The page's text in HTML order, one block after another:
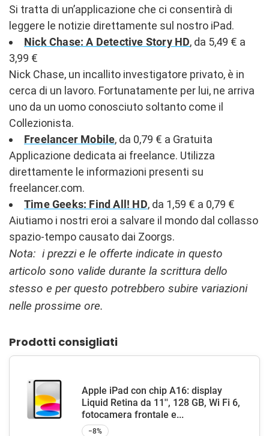
Si tratta di un’applicazione che ci consentirà di
leggere le notizie direttamente sul nostro iPad.
Nick Chase: A Detective Story HD, da 5,49 € a
3,99 €
Nick Chase, un incallito investigatore privato, è in
cerca di un lavoro. Fortunatamente per lui, ne arriva
uno da un uomo conosciuto soltanto come il
Collezionista.
Freelancer Mobile, da 0,79 € a Gratuita
Applicazione dedicata ai freelance. Utilizza
direttamente le informazioni presenti su
freelancer.com.
Time Geeks: Find All! HD, da 1,59 € a 0,79 €
Aiutiamo i nostri eroi a salvare il mondo dal collasso
spazio-tempo causato dai Zoorgs.
Nota: i prezzi e le offerte indicate in questo
articolo sono valide durante la scrittura dello
stesso e per questo potrebbero subire variazioni
nelle prossime ore.
Prodotti consigliati
Apple iPad con chip A16: display
Liquid Retina da 11'', 128 GB, Wi Fi 6,
fotocamera frontale e...
−8%